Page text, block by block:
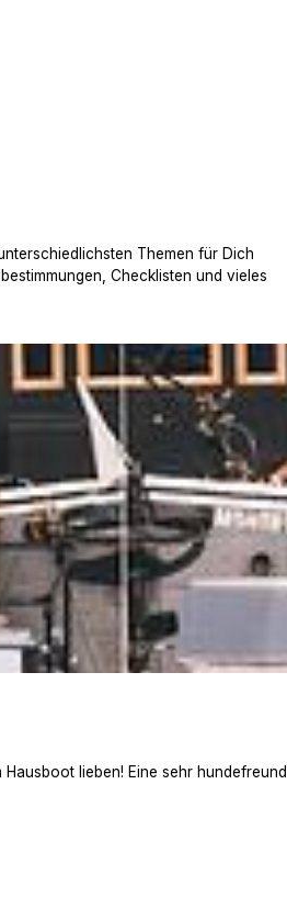
Themen für Dich
Checklisten und vieles
lieben! Eine sehr